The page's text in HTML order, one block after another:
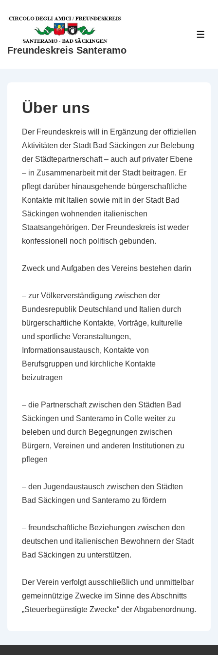
Zum
Freundeskreis Santeramo
Über uns
Der Freundeskreis will in Ergänzung der offiziellen
Aktivitäten der Stadt Bad Säckingen zur Belebung
der Städtepartnerschaft – auch auf privater Ebene
– in Zusammenarbeit mit der Stadt beitragen. Er
pflegt darüber hinausgehende bürger­schaftliche
Kontakte mit Italien sowie mit in der Stadt Bad
Säckingen wohnenden italienischen
Staatsangehörigen. Der Freundeskreis ist weder
konfessionell noch poli­tisch gebunden.
Zweck und Aufgaben des Vereins bestehen darin
– zur Völkerverständigung zwischen der
Bundesrepublik Deutschland und Italien durch
bürgerschaftliche Kontakte, Vorträge, kulturelle
und sportliche Veranstaltungen,
Informationsaustausch, Kontakte von
Berufsgruppen und kirchliche Kontakte
beizutragen
– die Partnerschaft zwischen den Städten Bad
Säckingen und Santeramo in Colle weiter zu
beleben und durch Begegnungen zwischen
Bürgern, Vereinen und anderen Institutionen zu
pflegen
– den Jugendaustausch zwischen den Städten
Bad Säckingen und Santeramo zu fördern
– freundschaftliche Beziehungen zwischen den
deutschen und italienischen Bewohnern der Stadt
Bad Säckingen zu unterstützen.
Der Verein verfolgt ausschließlich und unmittelbar
gemeinnützige Zwecke im Sinne des Abschnitts
„Steuerbegünstigte Zwecke“ der Abgabenordnung.